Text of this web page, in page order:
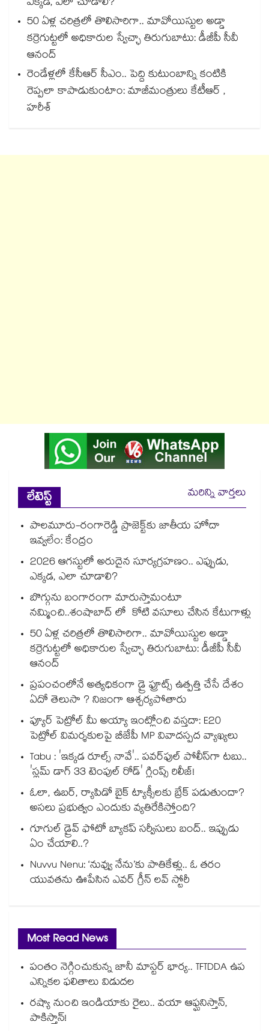
50 ఏళ్ల చరిత్రలో తొలిసారిగా.. మావోయిస్టుల అడ్డా
కర్రెగుట్టలో అధికారుల స్వేచ్ఛా తిరుగుబాటు: డీజీపీ సీవీ
ఆనంద్
రెండేళ్లలో కేసీఆర్ సీఎం.. పెద్ది కుటుంబాన్ని కంటికి
రెప్పలా కాపాడుకుంటాం: మాజీమంత్రులు కేటీఆర్ ,
హరీశ్
లేటెస్ట్
మరిన్ని వార్తలు
పాలమూరు-రంగారెడ్డి ప్రాజెక్ట్‎కు జాతీయ హోదా
ఇవ్వలేం: కేంద్రం
2026 ఆగస్టులో అరుదైన సూర్యగ్రహణం.. ఎప్పుడు,
ఎక్కడ, ఎలా చూడాలి?
బొగ్గును బంగారంగా మారుస్తామంటూ
నమ్మించి..శంషాబాద్ లో కోటి వసూలు చేసిన కేటుగాళ్లు
50 ఏళ్ల చరిత్రలో తొలిసారిగా.. మావోయిస్టుల అడ్డా
కర్రెగుట్టలో అధికారుల స్వేచ్ఛా తిరుగుబాటు: డీజీపీ సీవీ
ఆనంద్
ప్రపంచంలోనే అత్యధికంగా డ్రై ఫ్రూట్స్ ఉత్పత్తి చేసే దేశం
ఏదో తెలుసా ? నిజంగా ఆశ్చర్యపోతారు
ప్యూర్ పెట్రోల్ మీ అయ్యా ఇంట్లోంచి వస్తదా: E20
పెట్రోల్ విమర్శకులపై బీజేపీ MP వివాదస్పద వ్యాఖ్యలు
Tabu : 'ఇక్కడ రూల్స్ నావే'.. పవర్‌ఫుల్ పోలీస్‌గా టబు..
'స్లమ్ డాగ్ 33 టెంపుల్ రోడ్' గ్లింప్స్ రిలీజ్!
ఓలా, ఉబర్, ర్యాపిడో బైక్ ట్యాక్సీలకు బ్రేక్ పడుతుందా?
అసలు ప్రభుత్వం ఎందుకు వ్యతిరేకిస్తోంది?
గూగుల్ డ్రైవ్ ఫోటో బ్యాకప్ సర్వీసులు బంద్.. ఇప్పుడు
ఏం చేయాలి..?
Nuvvu Nenu: ‘నువ్వు నేను’కు పాతికేళ్లు.. ఓ తరం
యువతను ఊపేసిన ఎవర్ గ్రీన్ లవ్ స్టోరీ
Most Read News
పంతం నెగ్గించుకున్న జానీ మాస్టర్ భార్య.. TFTDDA ఉప
ఎన్నికల ఫలితాలు విడుదల
రష్యా నుంచి ఇండియాకు రైలు.. వయా ఆఫ్ఘనిస్తాన్,
పాకిస్తాన్!